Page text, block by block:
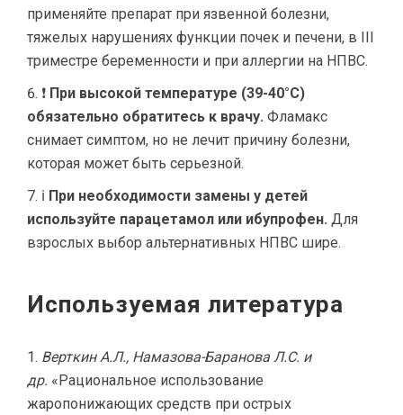
применяйте препарат при язвенной болезни,
тяжелых нарушениях функции почек и печени, в III
триместре беременности и при аллергии на НПВС.
❗ При высокой температуре (39-40°C)
обязательно обратитесь к врачу. Фламакс
снимает симптом, но не лечит причину болезни,
которая может быть серьезной.
ℹ При необходимости замены у детей
используйте парацетамол или ибупрофен. Для
взрослых выбор альтернативных НПВС шире.
Используемая литература
Верткин А.Л., Намазова-Баранова Л.С. и
др. «Рациональное использование
жаропонижающих средств при острых